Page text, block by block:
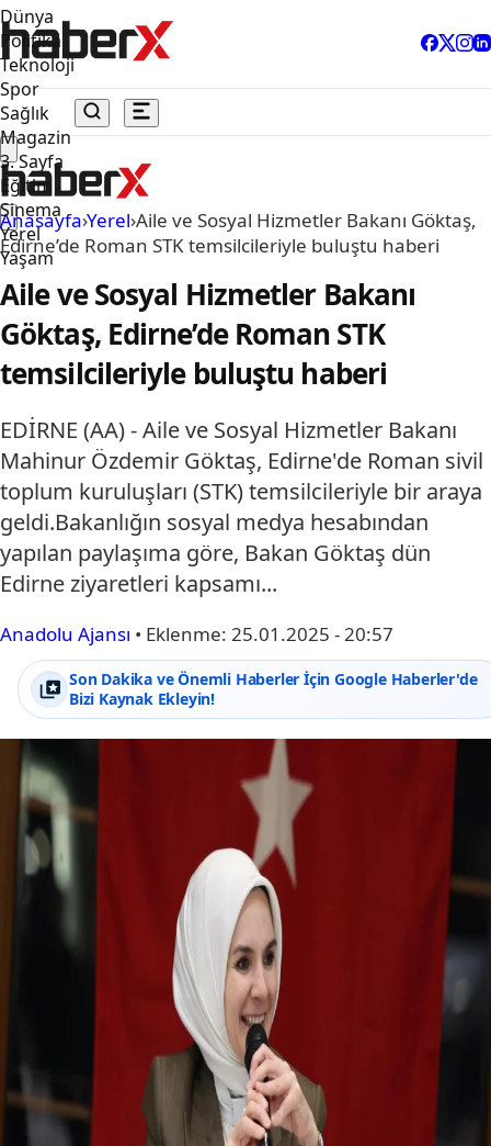
Dünya
Politika
Teknoloji
Spor
Sağlık
Magazin
3. Sayfa
Eğitim
Sinema
Yerel
Yaşam
Anasayfa›Yerel›Aile ve Sosyal Hizmetler Bakanı Göktaş,
Edirne’de Roman STK temsilcileriyle buluştu haberi
Aile ve Sosyal Hizmetler Bakanı
Göktaş, Edirne’de Roman STK
temsilcileriyle buluştu haberi
EDİRNE (AA) - Aile ve Sosyal Hizmetler Bakanı
Mahinur Özdemir Göktaş, Edirne'de Roman sivil
toplum kuruluşları (STK) temsilcileriyle bir araya
geldi.Bakanlığın sosyal medya hesabından
yapılan paylaşıma göre, Bakan Göktaş dün
Edirne ziyaretleri kapsamı...
Anadolu Ajansı • Eklenme: 25.01.2025 - 20:57
Son Dakika ve Önemli Haberler İçin Google Haberler'de
Bizi Kaynak Ekleyin!